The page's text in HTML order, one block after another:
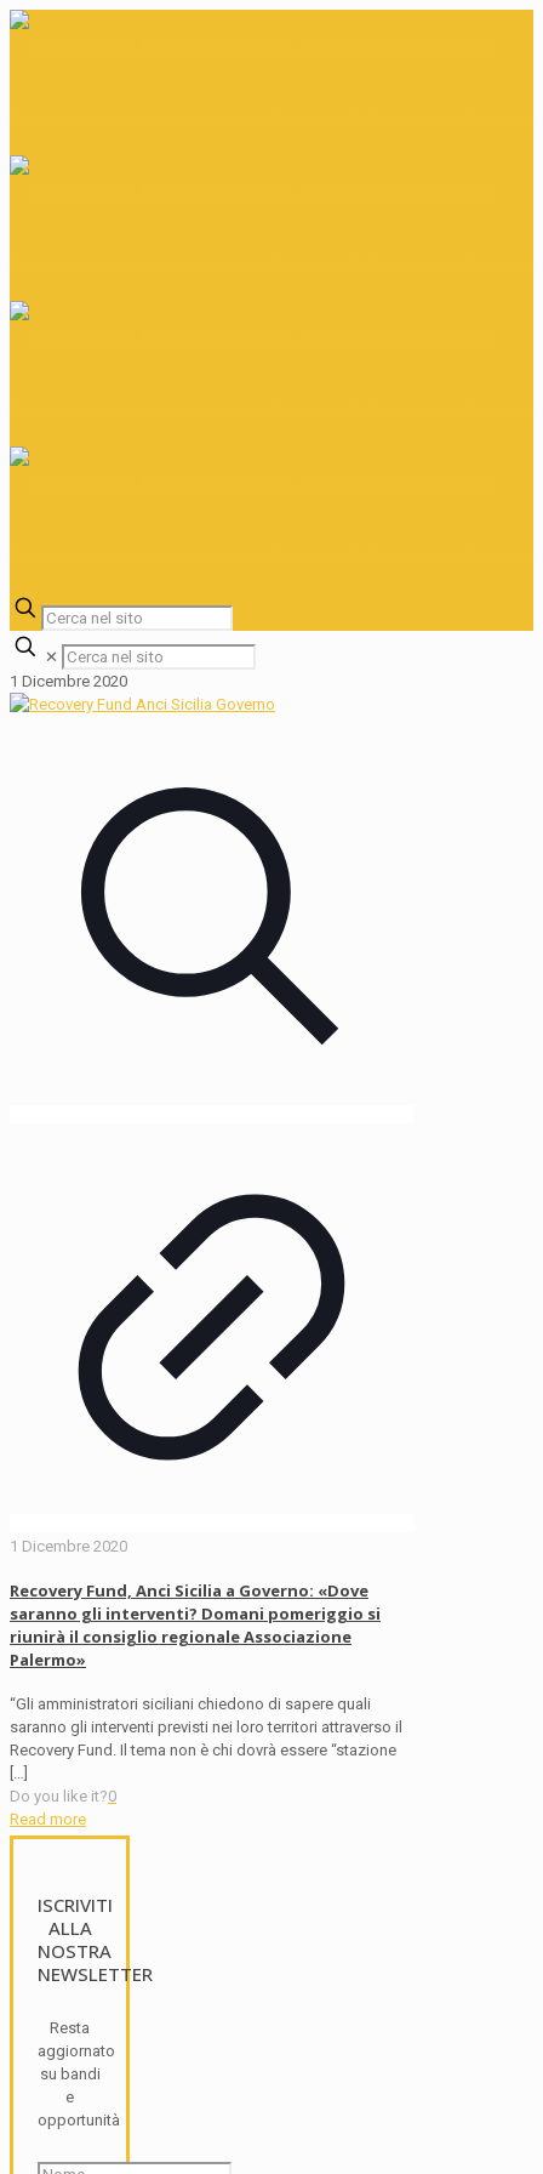
✕
1 Dicembre 2020
1 Dicembre 2020
Recovery Fund, Anci Sicilia a Governo: «Dove
saranno gli interventi? Domani pomeriggio si
riunirà il consiglio regionale Associazione
Palermo»
“Gli amministratori siciliani chiedono di sapere quali
saranno gli interventi previsti nei loro territori attraverso il
Recovery Fund. Il tema non è chi dovrà essere “stazione
Do you like it?0
Read more
ISCRIVITI
ALLA
NOSTRA
NEWSLETTER
Resta
aggiornato
su bandi
e
opportunità